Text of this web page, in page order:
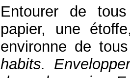
Entourer de
papier, une
environne de
habits.